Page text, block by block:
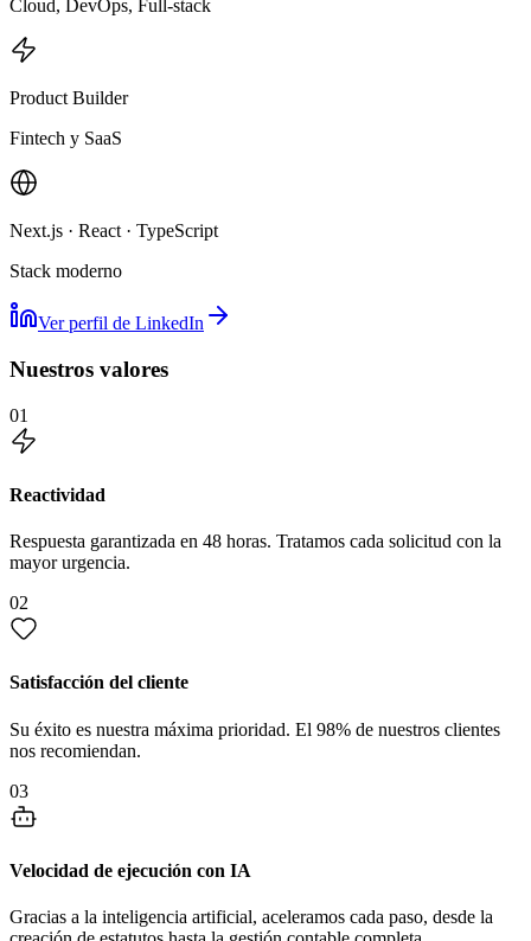
Cloud, DevOps, Full-stack
Product Builder
Fintech y SaaS
Next.js · React · TypeScript
Stack moderno
Ver perfil de LinkedIn
Nuestros valores
01
Reactividad
Respuesta garantizada en 48 horas. Tratamos cada solicitud con la
mayor urgencia.
02
Satisfacción del cliente
Su éxito es nuestra máxima prioridad. El 98% de nuestros clientes
nos recomiendan.
03
Velocidad de ejecución con IA
Gracias a la inteligencia artificial, aceleramos cada paso, desde la